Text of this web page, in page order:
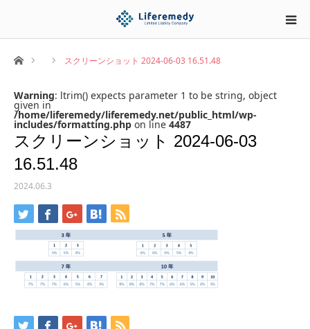
ホーム スクリーンショット 2024-06-03 16.51.48
Warning: ltrim() expects parameter 1 to be string, object
given in
/home/liferemedy/liferemedy.net/public_html/wp-
includes/formatting.php on line 4487
スクリーンショット 2024-06-03
16.51.48
2024.06.3